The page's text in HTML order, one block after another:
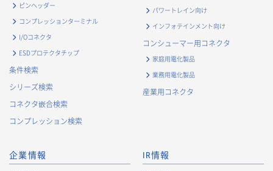
ピンヘッダー
コンプレッションターミナル
I/Oコネクタ
ESDプロテクタチップ
条件検索
シリーズ検索
コネクタ嵌合検索
コンプレッション検索
パワートレイン向け
インフォテインメント向け
コンシューマー用コネクタ
家庭用電化製品
業務用電化製品
産業用コネクタ
企業情報 IR情報